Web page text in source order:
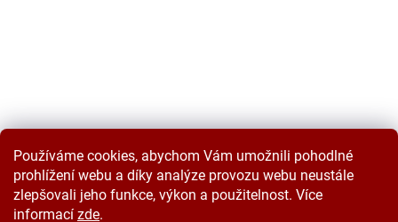
Používáme cookies, abychom Vám umožnili pohodlné
prohlížení webu a díky analýze provozu webu neustále
zlepšovali jeho funkce, výkon a použitelnost. Více
informací zde.